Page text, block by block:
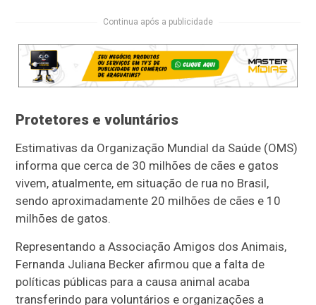
Continua após a publicidade
Protetores e voluntários
Estimativas da Organização Mundial da Saúde (OMS)
informa que cerca de 30 milhões de cães e gatos
vivem, atualmente, em situação de rua no Brasil,
sendo aproximadamente 20 milhões de cães e 10
milhões de gatos.
Representando a Associação Amigos dos Animais,
Fernanda Juliana Becker afirmou que a falta de
políticas públicas para a causa animal acaba
transferindo para voluntários e organizações a